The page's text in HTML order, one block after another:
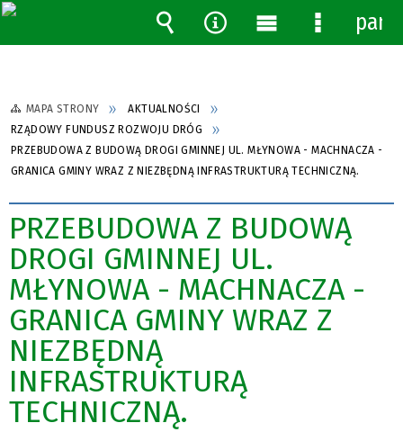
MAPA STRONY
AKTUALNOŚCI
RZĄDOWY FUNDUSZ ROZWOJU DRÓG
PRZEBUDOWA Z BUDOWĄ DROGI GMINNEJ UL. MŁYNOWA - MACHNACZA -
GRANICA GMINY WRAZ Z NIEZBĘDNĄ INFRASTRUKTURĄ TECHNICZNĄ.
PRZEBUDOWA Z BUDOWĄ
DROGI GMINNEJ UL.
MŁYNOWA - MACHNACZA -
GRANICA GMINY WRAZ Z
NIEZBĘDNĄ
INFRASTRUKTURĄ
TECHNICZNĄ.
Wyszukiwarka
Narzędzia
MenuMenu